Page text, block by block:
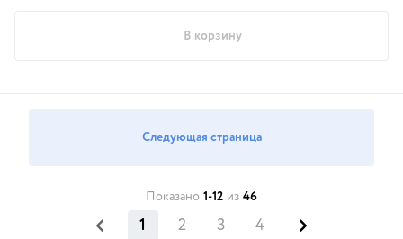
В корзину
Следующая страница
Показано 1-12 из 46
1 2 3 4